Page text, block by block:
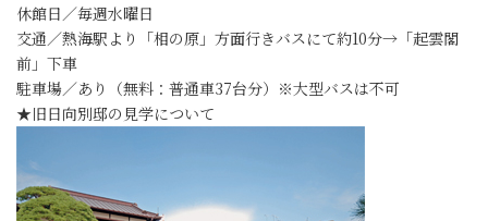
休館日／毎週水曜日
交通／熱海駅より「相の原」方面行きバスにて約10分→「起雲閣
前」下車
駐車場／あり（無料：普通車37台分）※大型バスは不可
★旧日向別邸の見学について